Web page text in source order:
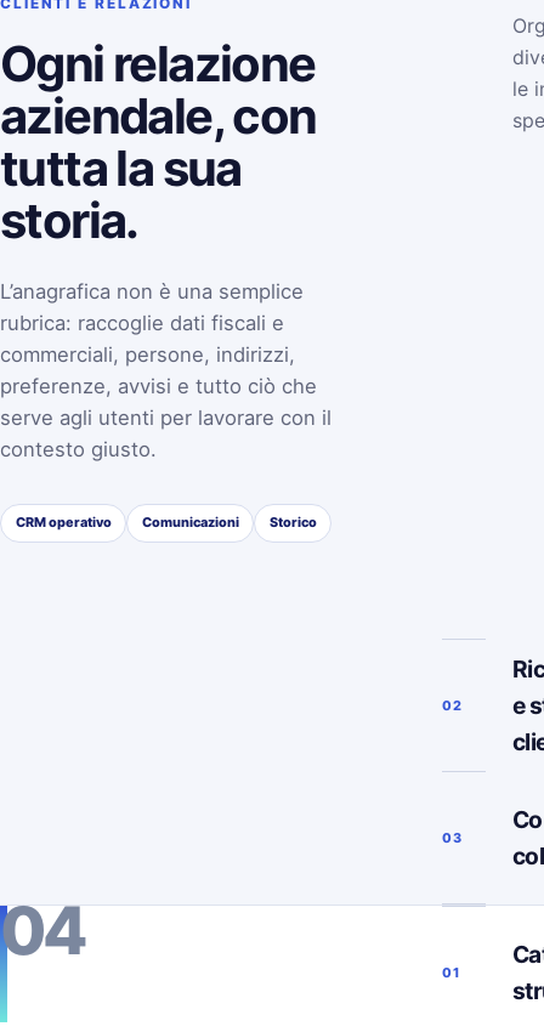
Ogni relazione
aziendale, con
tutta la sua
storia.
L’anagrafica non è una semplice
rubrica: raccoglie dati fiscali e
commerciali, persone, indirizzi,
preferenze, avvisi e tutto ciò che
serve agli utenti per lavorare con il
contesto giusto.
CRM operativo Comunicazioni Storico
le
02
e
03
04
01